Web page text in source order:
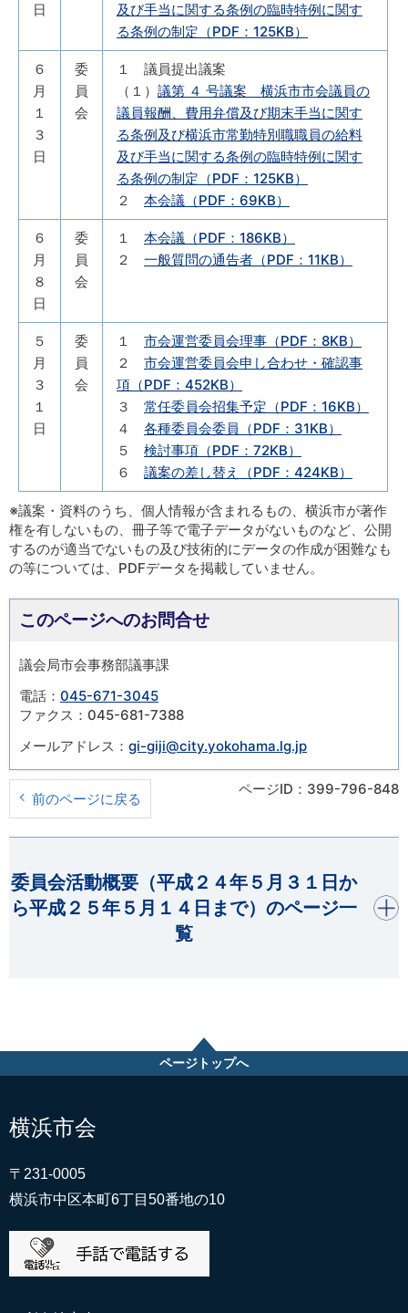
日
及び手当に関する条例の臨時特例に関す
る条例の制定（PDF：125KB）
６
月
１
３
日
委
員
会
１ 議員提出議案
（１） 議第 ４ 号議案 横浜市市会議員の
議員報酬、費用弁償及び期末手当に関す
る条例及び横浜市常勤特別職職員の給料
及び手当に関する条例の臨時特例に関す
る条例の制定（PDF：125KB）
２ 本会議（PDF：69KB）
６
月
８
日
委
員
会
１ 本会議（PDF：186KB）
２ 一般質問の通告者（PDF：11KB）
５
月
３
１
日
委
員
会
１ 市会運営委員会理事（PDF：8KB）
２ 市会運営委員会申し合わせ・確認事
項（PDF：452KB）
３ 常任委員会招集予定（PDF：16KB）
４ 各種委員会委員（PDF：31KB）
５ 検討事項（PDF：72KB）
６ 議案の差し替え（PDF：424KB）
※議案・資料のうち、個人情報が含まれるもの、横浜市が著作
権を有しないもの、冊子等で電子データがないものなど、公開
するのが適当でないもの及び技術的にデータの作成が困難なも
の等については、PDFデータを掲載していません。
このページへのお問合せ
議会局市会事務部議事課
電話： 045-671-3045
ファクス：045-681-7388
メールアドレス： gi-giji@city.yokohama.lg.jp
前のページに戻る
ページID：399-796-848
委員会活動概要（平成２４年５月３１日か
ら平成２５年５月１４日まで）のページ一
覧
開く
ページトップへ
横浜市会
〒231-0005
横浜市中区本町6丁目50番地の10